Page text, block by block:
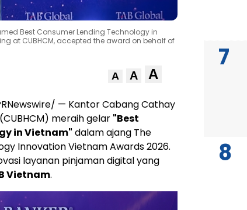
Best Consumer Lending Technology in
at CUBHCM, accepted the award on behalf of
A A A
— Kantor Cabang Cathay
meraih gelar "Best
in Vietnam" dalam ajang The
Innovation Vietnam Awards 2026.
layanan pinjaman digital yang
Vietnam.